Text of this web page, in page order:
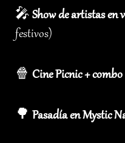
🎤 Show de artistas en
festivos)
🍿 Cine Picnic +
🌳 Pasadía en Mystic